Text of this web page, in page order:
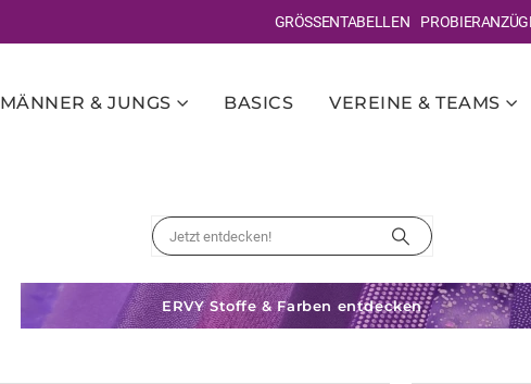
GRÖSSENTABELLEN
MÄNNER & JUNGS BASICS VEREINE & TEAMS
ERVY Stoffe & Farben entdecken